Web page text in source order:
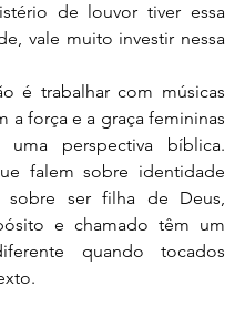
de louvor tiver essa
vale muito investir nessa
é trabalhar com músicas
a força e a graça femininas
perspectiva bíblica.
falem sobre identidade
sobre ser filha de Deus,
e chamado têm um
quando tocados